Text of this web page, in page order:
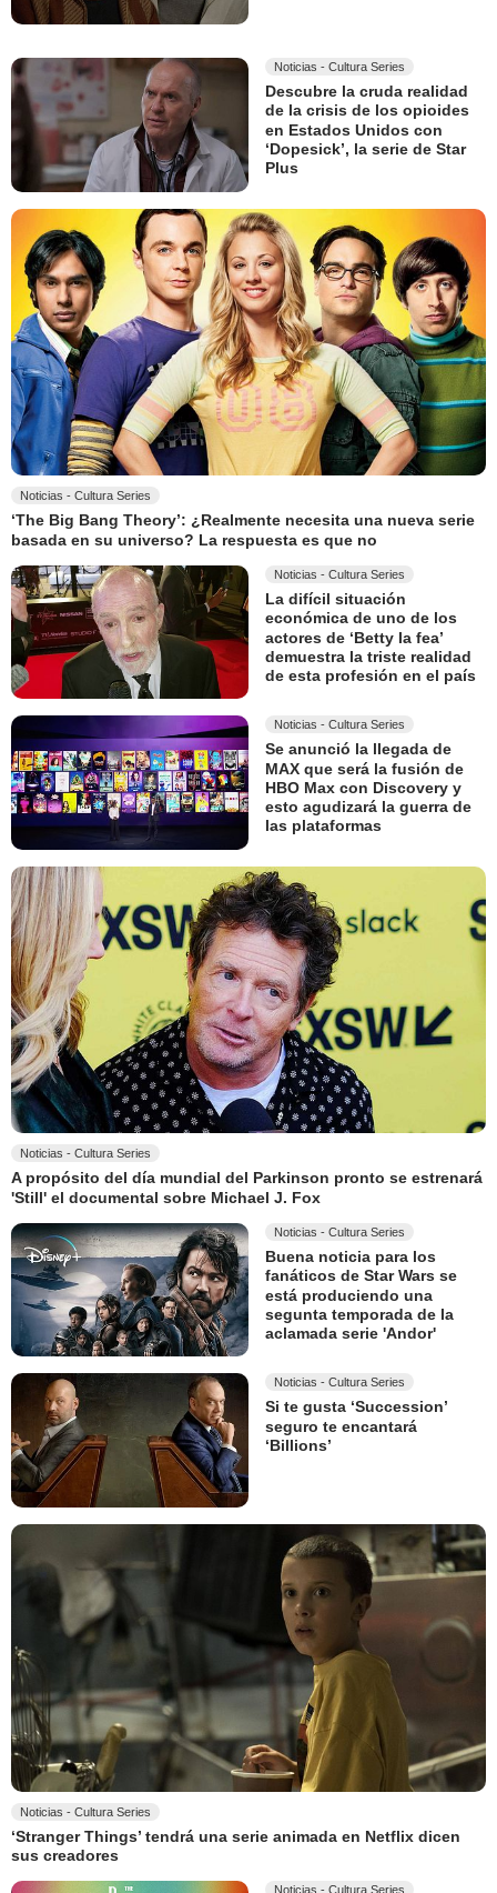
Noticias - Cultura Series
Descubre la cruda realidad
de la crisis de los opioides
en Estados Unidos con
‘Dopesick’, la serie de Star
Plus
Noticias - Cultura Series
‘The Big Bang Theory’: ¿Realmente necesita una nueva serie
basada en su universo? La respuesta es que no
Noticias - Cultura Series
La difícil situación
económica de uno de los
actores de ‘Betty la fea’
demuestra la triste realidad
de esta profesión en el país
Noticias - Cultura Series
Se anunció la llegada de
MAX que será la fusión de
HBO Max con Discovery y
esto agudizará la guerra de
las plataformas
Noticias - Cultura Series
A propósito del día mundial del Parkinson pronto se estrenará
'Still' el documental sobre Michael J. Fox
Noticias - Cultura Series
Buena noticia para los
fanáticos de Star Wars se
está produciendo una
segunta temporada de la
aclamada serie 'Andor'
Noticias - Cultura Series
Si te gusta ‘Succession’
seguro te encantará
‘Billions’
Noticias - Cultura Series
‘Stranger Things’ tendrá una serie animada en Netflix dicen
sus creadores
Noticias - Cultura Series